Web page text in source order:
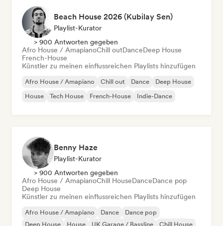
Beach House 2026 (Kubilay Sen)
Playlist-Kurator
> 900 Antworten gegeben
Afro House / AmapianoChill outDanceDeep House
French-House
Künstler zu meinen einflussreichen Playlists hinzufügen
Afro House / Amapiano Chill out Dance
Deep House
House
Tech House French-House Indie-Dance
Benny Haze
Playlist-Kurator
> 900 Antworten gegeben
Afro House / AmapianoChill HouseDanceDance pop
Deep House
Künstler zu meinen einflussreichen Playlists hinzufügen
Afro House / Amapiano Dance
Dance pop
Deep House
House UK Garage / Bassline Chill House